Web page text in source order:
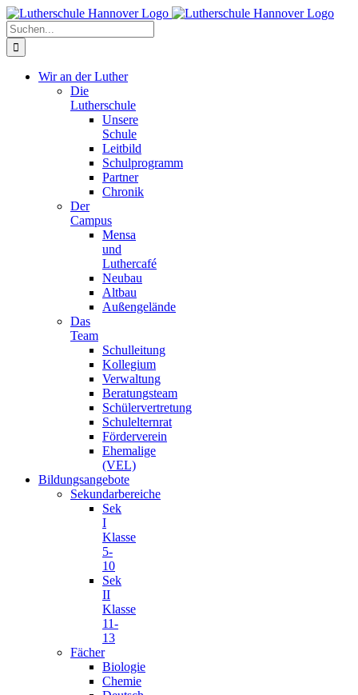
Zum
Inhalt
springen
Facebook
X
Instagram
Pinterest
Suche
nach:
Wir an der Luther
Die
Lutherschule
Unsere
Schule
Leitbild
Schulprogramm
Partner
Chronik
Der
Campus
Mensa
und
Luthercafé
Neubau
Altbau
Außengelände
Das
Team
Schulleitung
Kollegium
Verwaltung
Beratungsteam
Schülervertretung
Schulelternrat
Förderverein
Ehemalige
(VEL)
Bildungsangebote
Sekundarbereiche
Sek
I
Klasse
5-
10
Sek
II
Klasse
11-
13
Fächer
Biologie
Chemie